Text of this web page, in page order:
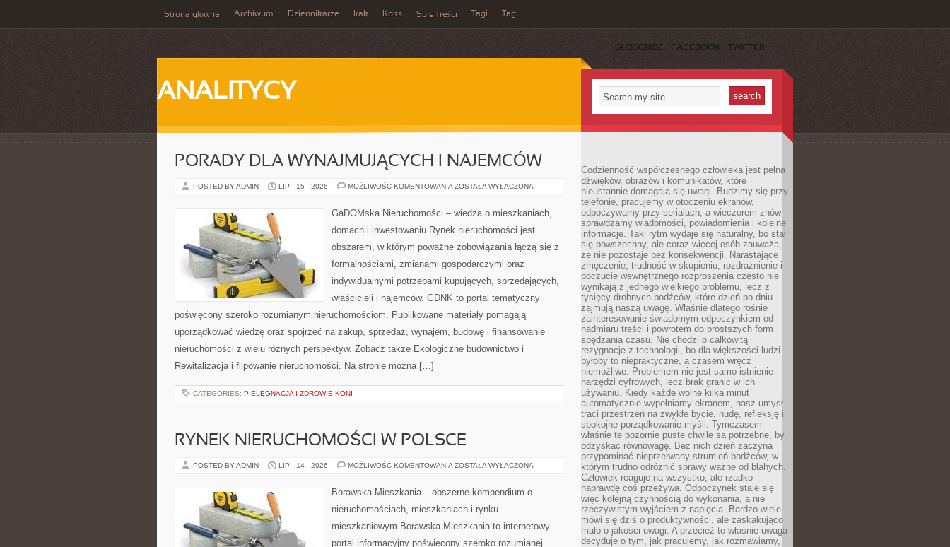
Strona główna Archiwum Dziennikarze Irak Koks Spis Treści Tagi Tagi
SUBSCRIBE FACEBOOK TWITTER
ANALITYCY
PORADY DLA WYNAJMUJĄCYCH I NAJEMCÓW
POSTED BY ADMIN LIP - 15 - 2026 MOŻLIWOŚĆ KOMENTOWANIA PORADY
NAJEMCÓW
ZOSTAŁA WYŁĄCZONA
GaDOMska Nieruchomości – wiedza o mieszkaniach,
domach i inwestowaniu Rynek nieruchomości jest
obszarem, w którym poważne zobowiązania łączą się z
formalnościami, zmianami gospodarczymi oraz
indywidualnymi potrzebami kupujących, sprzedających,
właścicieli i najemców. GDNK to portal tematyczny
poświęcony szeroko rozumianym nieruchomościom. Publikowane materiały pomagają
uporządkować wiedzę oraz spojrzeć na zakup, sprzedaż, wynajem, budowę i finansowanie
nieruchomości z wielu różnych perspektyw. Zobacz także Ekologiczne budownictwo i
Rewitalizacja i flipowanie nieruchomości. Na stronie można […]
CATEGORIES: PIELĘGNACJA I ZDROWIE KONI
RYNEK NIERUCHOMOŚCI W POLSCE
POSTED BY ADMIN LIP - 14 - 2026 MOŻLIWOŚĆ KOMENTOWANIA RYNEK
POLSCE
ZOSTAŁA WYŁĄCZONA
Borawska Mieszkania – obszerne kompendium o
nieruchomościach, mieszkaniach i rynku
mieszkaniowym Borawska Mieszkania to internetowy
portal informacyjny poświęcony szeroko rozumianej
Codzienność współczesnego człowieka jest pełna
dźwięków, obrazów i komunikatów, które
nieustannie domagają się uwagi. Budzimy się przy
telefonie, pracujemy w otoczeniu ekranów,
odpoczywamy przy serialach, a wieczorem znów
sprawdzamy wiadomości, powiadomienia i kolejne
informacje. Taki rytm wydaje się naturalny, bo stał
się powszechny, ale coraz więcej osób zauważa,
że nie pozostaje bez konsekwencji. Narastające
zmęczenie, trudność w skupieniu, rozdrażnienie i
poczucie wewnętrznego rozproszenia często nie
wynikają z jednego wielkiego problemu, lecz z
tysięcy drobnych bodźców, które dzień po dniu
zajmują naszą uwagę. Właśnie dlatego rośnie
zainteresowanie świadomym odpoczynkiem od
nadmiaru treści i powrotem do prostszych form
spędzania czasu. Nie chodzi o całkowitą
rezygnację z technologii, bo dla większości ludzi
byłoby to niepraktyczne, a czasem wręcz
niemożliwe. Problemem nie jest samo istnienie
narzędzi cyfrowych, lecz brak granic w ich
używaniu. Kiedy każde wolne kilka minut
automatycznie wypełniamy ekranem, nasz umysł
traci przestrzeń na zwykłe bycie, nudę, refleksję i
spokojne porządkowanie myśli. Tymczasem
właśnie te pozornie puste chwile są potrzebne, by
odzyskać równowagę. Bez nich dzień zaczyna
przypominać nieprzerwany strumień bodźców, w
którym trudno odróżnić sprawy ważne od błahych.
Człowiek reaguje na wszystko, ale rzadko
naprawdę coś przeżywa. Odpoczynek staje się
więc kolejną czynnością do wykonania, a nie
rzeczywistym wyjściem z napięcia. Bardzo wiele
mówi się dziś o produktywności, ale zaskakująco
mało o jakości uwagi. A przecież to właśnie uwaga
decyduje o tym, jak pracujemy, jak rozmawiamy,